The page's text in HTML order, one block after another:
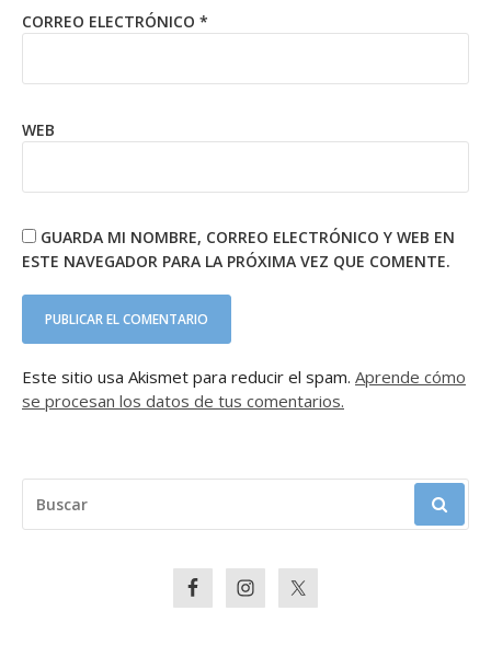
CORREO ELECTRÓNICO *
WEB
GUARDA MI NOMBRE, CORREO ELECTRÓNICO Y WEB EN
ESTE NAVEGADOR PARA LA PRÓXIMA VEZ QUE COMENTE.
Este sitio usa Akismet para reducir el spam. Aprende cómo
se procesan los datos de tus comentarios.